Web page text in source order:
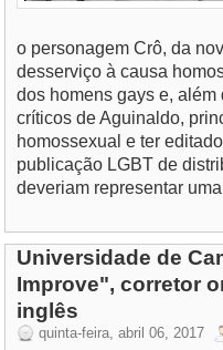
o personagem Crô, da
desserviço à causa
dos homens gays e,
críticos de Aguinaldo,
homossexual e ter
publicação LGBT de
deveriam representar
Universidade de
Improve", corretor
inglês
quinta-feira, abril 06, 2017